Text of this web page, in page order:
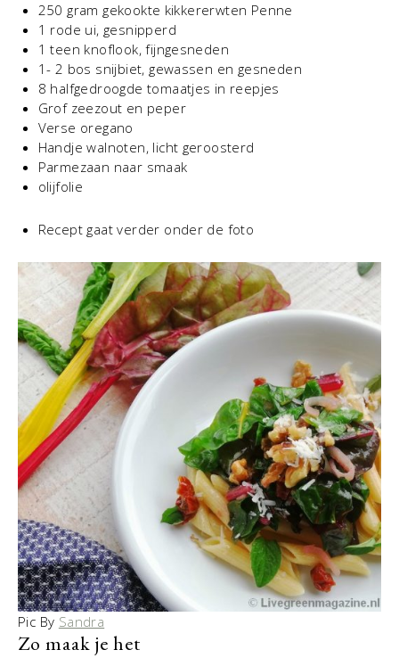
250 gram gekookte kikkererwten Penne
1 rode ui, gesnipperd
1 teen knoflook, fijngesneden
1- 2 bos snijbiet, gewassen en gesneden
8 halfgedroogde tomaatjes in reepjes
Grof zeezout en peper
Verse oregano
Handje walnoten, licht geroosterd
Parmezaan naar smaak
olijfolie
Recept gaat verder onder de foto
Pic By Sandra
Zo maak je het